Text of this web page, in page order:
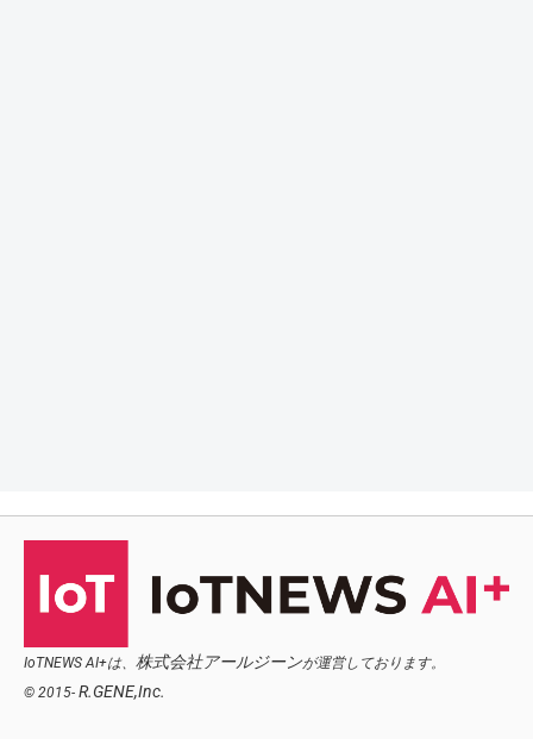
IoTNEWS AI+は、 株式会社アールジーンが運営しております。
© 2015- R.GENE,Inc.